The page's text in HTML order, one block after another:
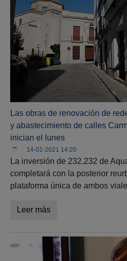
Las obras de renovación de
y abastecimiento de calles
inician el lunes
14-01-2021 14:20
La inversión de 232.232 de
completará con la posterior
plataforma única de ambos
Leer más